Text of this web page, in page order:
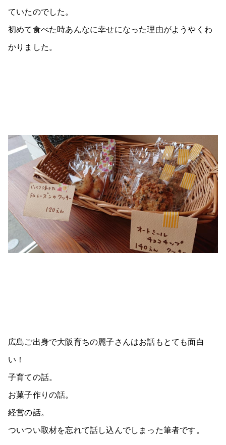
ていたのでした。
初めて食べた時あんなに幸せになった理由がようやくわ
かりました。
広島ご出身で大阪育ちの麗子さんはお話もとても面白
い！
子育ての話。
お菓子作りの話。
経営の話。
ついつい取材を忘れて話し込んでしまった筆者です。